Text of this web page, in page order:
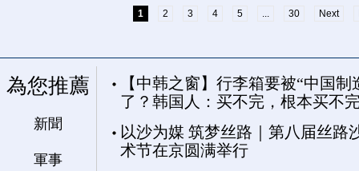
1 2 3 4 5 ... 30 Next
為您推薦
新聞
軍事
【中韩之窗】行李箱要被“中国制
了？韩国人：买不完，根本买不
以沙为媒 筑梦丝路｜第八届丝路
术节在京圆满举行